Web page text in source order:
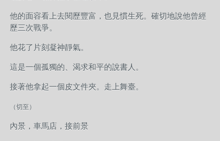
他的面容看上去閱歷豐富，也見慣生死。確切地說他曾經
歷三次戰爭。
他花了片刻凝神靜氣。
這是一個孤獨的、渴求和平的說書人。
接著他拿起一個皮文件夾。走上舞臺。
（切至）
內景，車馬店，接前景